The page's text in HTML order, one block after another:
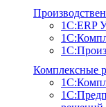
1С:ERP
Комплексные